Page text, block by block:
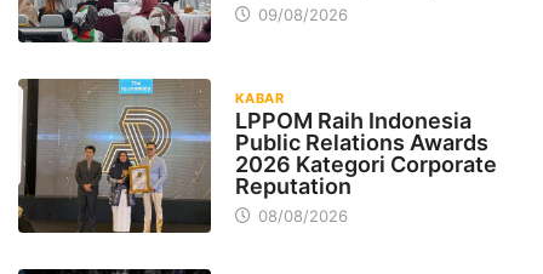
09/08/2026
KABAR
LPPOM Raih Indonesia
Public Relations Awards
2026 Kategori Corporate
Reputation
08/08/2026